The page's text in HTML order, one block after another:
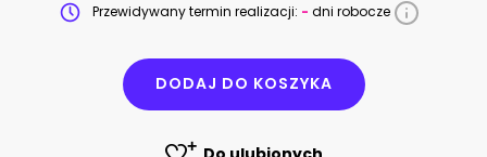
Przewidywany termin realizacji: - dni robocze
DODAJ DO KOSZYKA